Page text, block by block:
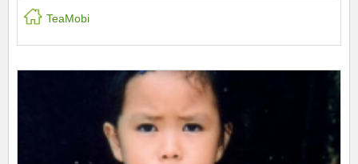
TeaMobi